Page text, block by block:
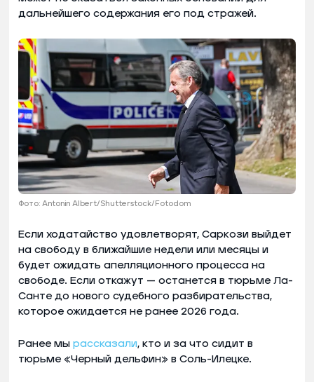
дальнейшего содержания его под стражей.
Фото: Antonin Albert/Shutterstock/Fotodom
Если ходатайство удовлетворят, Саркoзи выйдет
на свободу в ближайшие недели или месяцы и
будет ожидать апелляционного процесса на
свободе. Если откажут — останется в тюрьме Ла-
Санте до нового судебного разбирательства,
которое ожидается не ранее 2026 года.
Ранее мы рассказали, кто и за что сидит в
тюрьме «Черный дельфин» в Соль-Илецке.